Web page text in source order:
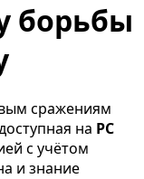
борьбы
сражениям
на PC
с учётом
и знание